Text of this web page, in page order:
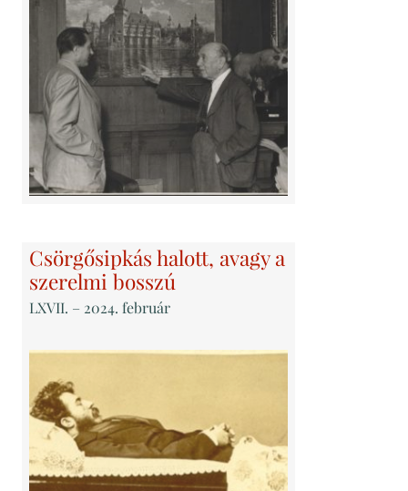
Csörgősipkás halott, avagy a
szerelmi bosszú
LXVII. – 2024. február